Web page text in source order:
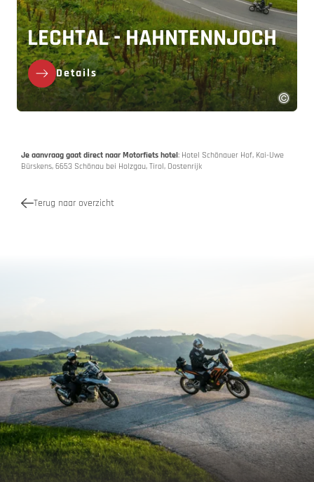
LECHTAL - HAHNTENNJOCH
Details
Je aanvraag gaat direct naar Motorfiets hotel: Hotel Schönauer Hof, Kai-Uwe
Bürskens, 6653 Schönau bei Holzgau, Tirol, Oostenrijk
Terug naar overzicht